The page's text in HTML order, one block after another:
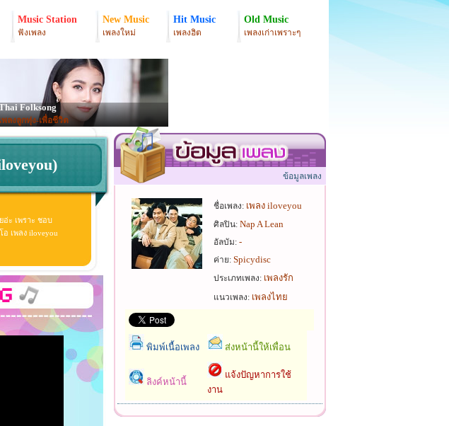
Music Station
ฟังเพลง
New Music
เพลงใหม่
Hit Music
เพลงฮิต
Old Music
เพลงเก่าเพราะๆ
Folksong
พลงลูกทุ่ง-เพื่อชีวิต
อ่ะ เพราะ ชอบ
อ เพลง iloveyou
ข้อมูลเพลง
ชื่อเพลง: เพลง iloveyou
ศิลปิน: Nap A Lean
อัลบัม: -
ค่าย: Spicydisc
ประเภทเพลง: เพลงรัก
แนวเพลง: เพลงไทย
พิมพ์เนื้อเพลง ส่งหน้านี้ให้เพื่อน
ลิงค์หน้านี้
แจ้งปัญหาการใช้
งาน